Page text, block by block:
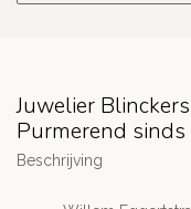
Juwelier
Purmerend
Beschrijving